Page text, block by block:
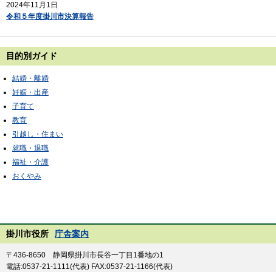
2024年11月1日
令和５年度掛川市決算報告
目的別ガイド
結婚・離婚
妊娠・出産
子育て
教育
引越し・住まい
就職・退職
福祉・介護
おくやみ
掛川市役所 庁舎案内
〒436-8650 静岡県掛川市長谷一丁目1番地の1
電話:0537-21-1111(代表) FAX:0537-21-1166(代表)